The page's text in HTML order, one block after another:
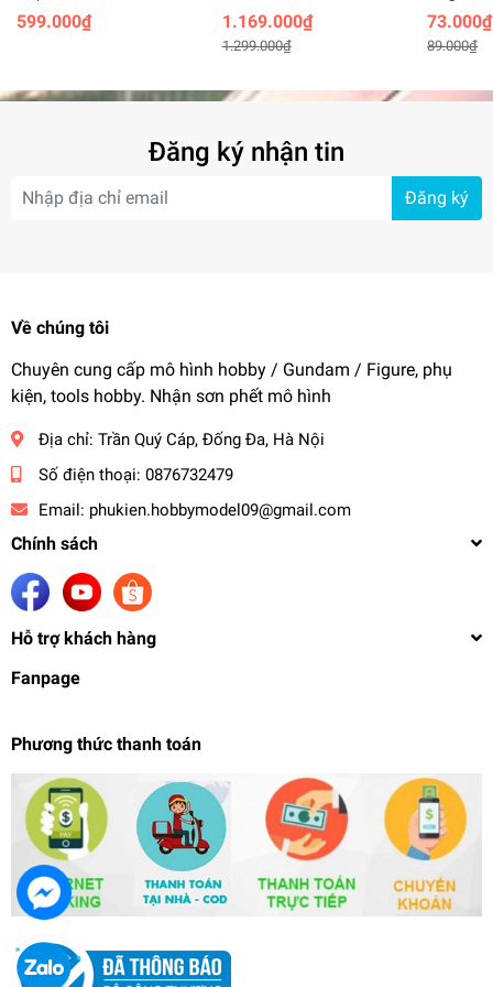
Tốc độ: 40s / 1 vòng
bày mô hình với led trần
có cửa mở - display box
599.000₫
Base CG Set 10 bộ
gundam Hangar
1.169.000₫
1.299.000₫
stand
aerial 1/
73.000₫
89.000₫
Đăng ký nhận tin
Đăng ký
Về chúng tôi
Chuyên cung cấp mô hình hobby / Gundam / Figure, phụ
kiện, tools hobby. Nhận sơn phết mô hình
Địa chỉ: Trần Quý Cáp, Đống Đa, Hà Nội
Số điện thoại: 0876732479
Email: phukien.hobbymodel09@gmail.com
Chính sách
Hỗ trợ khách hàng
Fanpage
Phương thức thanh toán
Đế xoay Base xoay Display stand rotating
phẩm mô hình